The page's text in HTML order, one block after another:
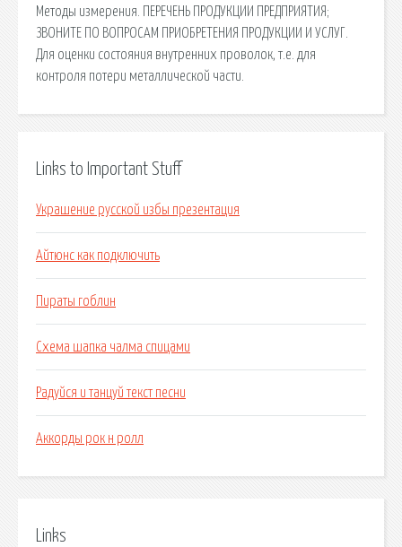
Методы измерения. ПЕРЕЧЕНЬ ПРОДУКЦИИ ПРЕДПРИЯТИЯ;
ЗВОНИТЕ ПО ВОПРОСАМ ПРИОБРЕТЕНИЯ ПРОДУКЦИИ И УСЛУГ.
Для оценки состояния внутренних проволок, т.е. для
контроля потери металлической части.
Links to Important Stuff
Украшение русской избы презентация
Айтюнс как подключить
Пираты гоблин
Схема шапка чалма спицами
Радуйся и танцуй текст песни
Аккорды рок н ролл
Links